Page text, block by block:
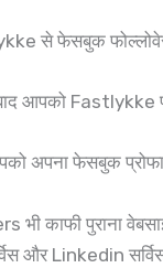
से फेसबुक
आपको Fastlykke
अपना फेसबुक
भी काफी पुराना
और Linkedin